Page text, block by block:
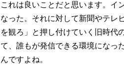
これは良いことだと思います。イ
なった。それに対して新聞やテレ
を観ろ」と押し付けていく旧時代
て、誰もが発信できる環境になっ
んですよね。